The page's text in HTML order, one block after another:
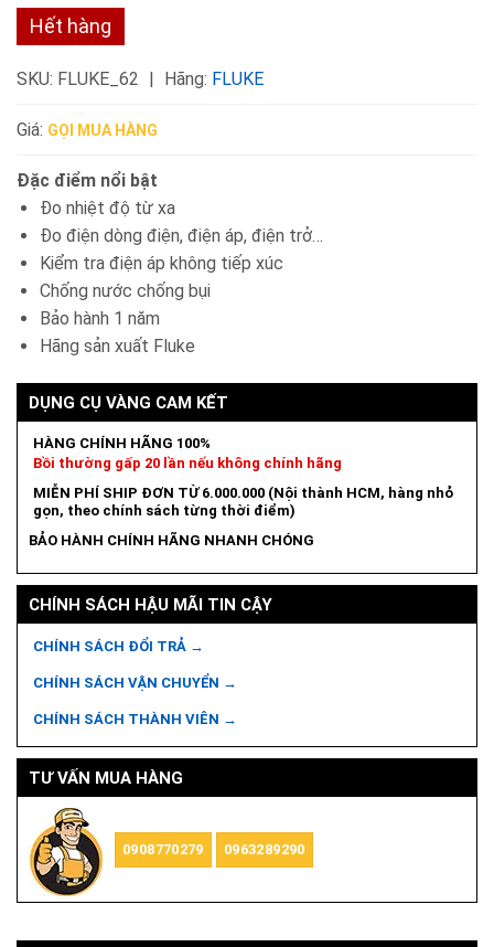
Hết hàng
SKU: FLUKE_62 Hãng: FLUKE
Giá: GỌI MUA HÀNG
Đặc điểm nổi bật
Đo nhiệt độ từ xa
Đo điện dòng điện, điện áp, điện trở…
Kiểm tra điện áp không tiếp xúc
Chống nước chống bụi
Bảo hành 1 năm
Hãng sản xuất Fluke
DỤNG CỤ VÀNG CAM KẾT
HÀNG CHÍNH HÃNG 100%
Bồi thường gấp 20 lần nếu không chính hãng
MIỄN PHÍ SHIP ĐƠN TỪ 6.000.000 (Nội thành HCM, hàng nhỏ
gọn, theo chính sách từng thời điểm)
BẢO HÀNH CHÍNH HÃNG NHANH CHÓNG
CHÍNH SÁCH HẬU MÃI TIN CẬY
CHÍNH SÁCH ĐỔI TRẢ →
CHÍNH SÁCH VẬN CHUYỂN →
CHÍNH SÁCH THÀNH VIÊN →
TƯ VẤN MUA HÀNG
0908770279 0963289290